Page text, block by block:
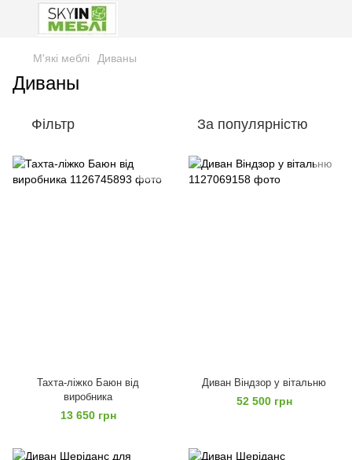
М'які меблі Диваны
Диваны
Фільтр За популярністю
Тахта-ліжко Баюн від
виробника
13 650 грн
Диван Віндзор у вітальню
52 500 грн